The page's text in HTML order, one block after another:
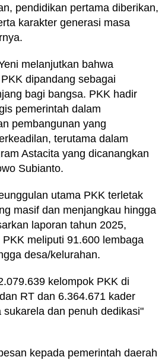
pendidikan pertama diberikan,
karakter generasi masa
melanjutkan bahwa
dipandang sebagai
bagi bangsa. PKK hadir
pemerintah dalam
pembangunan yang
terutama dalam
Astacita yang dicanangkan
Subianto.
utama PKK terletak
masif dan menjangkau hingga
laporan tahun 2025,
meliputi 91.600 lembaga
desa/kelurahan.
kelompok PKK di
RT dan 6.364.671 kader
dan penuh dedikasi"
kepada pemerintah daerah